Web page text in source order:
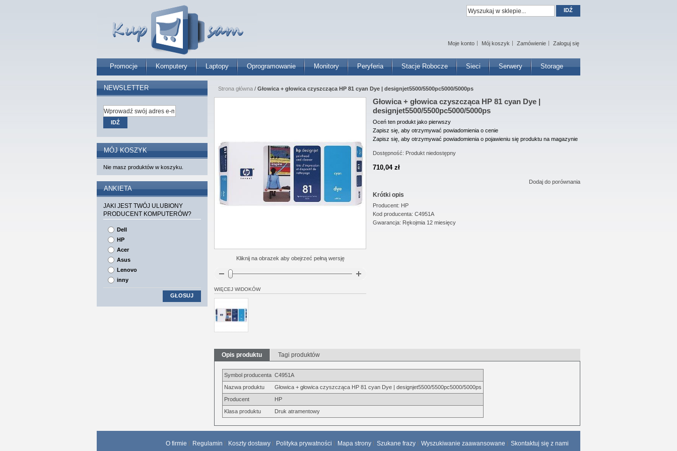
Promocje Komputery Laptopy Oprogramowanie Monitory Peryferia Stacje Robocze Sieci Serwery Storage
Moje konto Mój koszyk Zamówienie Zaloguj się
IDŹ
Strona główna / Głowica + głowica czyszcząca HP 81 cyan Dye | designjet5500/5500pc5000/5000ps
Głowica + głowica czyszcząca HP 81 cyan Dye |
designjet5500/5500pc5000/5000ps
Oceń ten produkt jako pierwszy
Zapisz się, aby otrzymywać powiadomienia o cenie
Zapisz się, aby otrzymywać powiadomienia o pojawieniu się produktu na magazynie
Dostępność: Produkt niedostępny
710,04 zł
Dodaj do porównania
Krótki opis
Producent: HP
Kod producenta: C4951A
Gwarancja: Rękojmia 12 miesięcy
Kliknij na obrazek aby obejrzeć pełną wersję
WIĘCEJ WIDOKÓW
Opis produktu Tagi produktów
Symbol producenta C4951A
Nazwa produktu
Głowica + głowica czyszcząca HP 81 cyan Dye | designjet5500/5500pc5000/5000ps
Producent
HP
Klasa produktu
Druk atramentowy
NEWSLETTER
IDŹ
MÓJ KOSZYK
Nie masz produktów w koszyku.
ANKIETA
JAKI JEST TWÓJ ULUBIONY
PRODUCENT KOMPUTERÓW?
Dell
HP
Acer
Asus
Lenovo
inny
GŁOSUJ
O firmie Regulamin Koszty dostawy Polityka prywatności Mapa strony Szukane frazy Wyszukiwanie zaawansowane Skontaktuj się z nami